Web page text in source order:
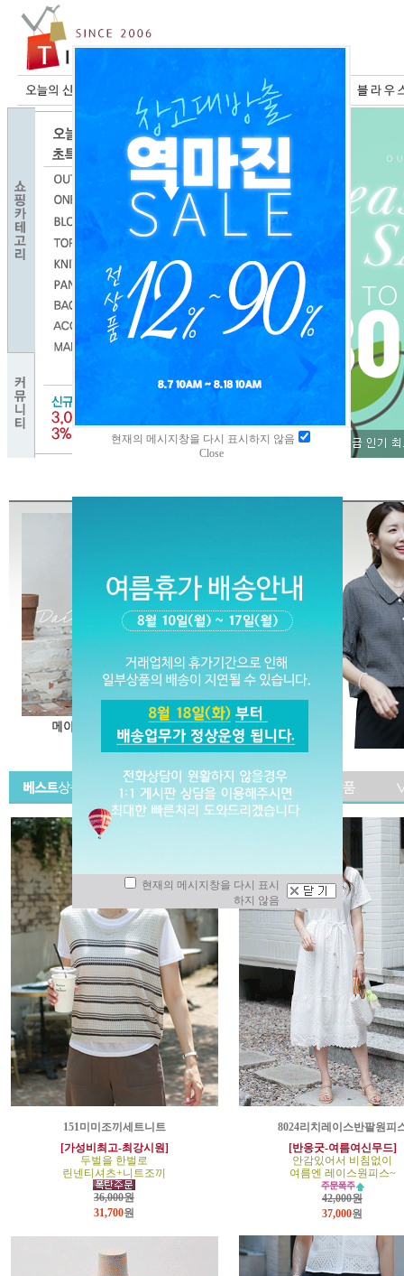
151미미조끼세트니트
[가성비최고-최강시원]
두벌을 한벌로
린넨티셔츠+니트조끼
36,000원
31,700원
8024리치레이스반팔원피
[반응굿-여름여신무드]
안감있어서 비침없이
여름엔 레이스원피스~
42,000원
37,000원
현재의 메시지창을 다시 표시하지 않음
Close
현재의 메시지창을 다시 표시
하지 않음